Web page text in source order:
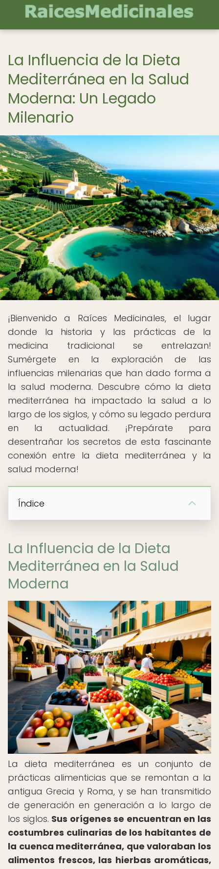
La Influencia de la Dieta
Mediterránea en la Salud
Moderna: Un Legado
Milenario
¡Bienvenido a Raíces Medicinales, el lugar
donde la historia y las prácticas de la
medicina tradicional se entrelazan!
Sumérgete en la exploración de las
influencias milenarias que han dado forma a
la salud moderna. Descubre cómo la dieta
mediterránea ha impactado la salud a lo
largo de los siglos, y cómo su legado perdura
en la actualidad. ¡Prepárate para
desentrañar los secretos de esta fascinante
conexión entre la dieta mediterránea y la
salud moderna!
Índice
La Influencia de la Dieta
Mediterránea en la Salud
Moderna
La dieta mediterránea es un conjunto de
prácticas alimenticias que se remontan a la
antigua Grecia y Roma, y se han transmitido
de generación en generación a lo largo de
los siglos. Sus orígenes se encuentran en las
costumbres culinarias de los habitantes de
la cuenca mediterránea, que valoraban los
alimentos frescos, las hierbas aromáticas,